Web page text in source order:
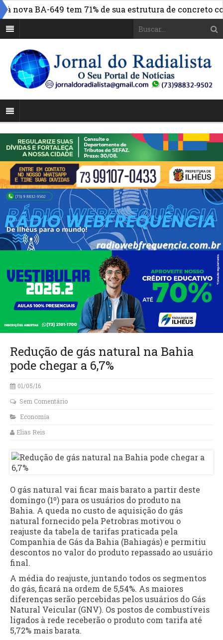
BA-649 tem 71% de sua estrutura de concreto
Redução de gás natural na Bahia
pode chegar a 6,7%
01/05/16
Sem Comentário
Economia
Elias Reis
O gás natural vai ficar mais barato a partir deste
domingo (1º) para os usuários do produto na
Bahia. A queda no custo de aquisição do gás
natural fornecido pela Petrobras motivou o
reajuste da tabela de tarifas praticada pela
Companhia de Gás da Bahia (Bahiagás) e permitiu
descontos no valor do produto repassado ao usuário
final.
A média do reajuste, juntando todos os segmentos
do gás, ficará na ordem de 5,54%. As maiores
diferenças serão percebidas pelos usuários do Gás
Natural Veicular (GNV). Os postos de combustíveis
ligados à rede receberão o produto com tarifa até
5,72% mais barata.